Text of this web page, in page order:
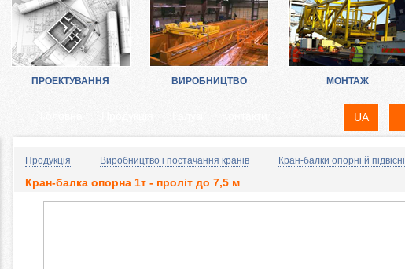
ПРОЕКТУВАННЯ ВИРОБНИЦТВО МОНТАЖ
UA
Продукція Виробництво і постачання кранів Кран-балки опорні й підвісні
Кран-балка опорна 1т - проліт до 7,5 м